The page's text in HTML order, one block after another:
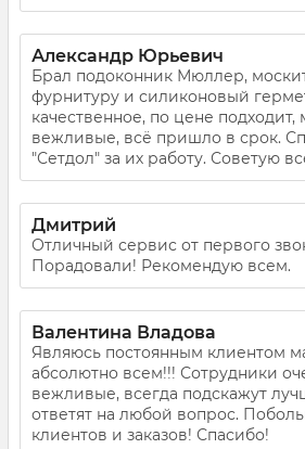
Александр Юрьевич
Брал подоконник Мюллер,
фурнитуру и силиконовый
качественное, по цене
вежливые, всё пришло в срок.
"Сетдол" за их работу. Советую
Дмитрий
Отличный сервис от первого
Порадовали! Рекомендую всем.
Валентина Владова
Являюсь постоянным клиентом
абсолютно всем!!! Сотрудники
вежливые, всегда подскажут
ответят на любой вопрос.
клиентов и заказов! Спасибо!